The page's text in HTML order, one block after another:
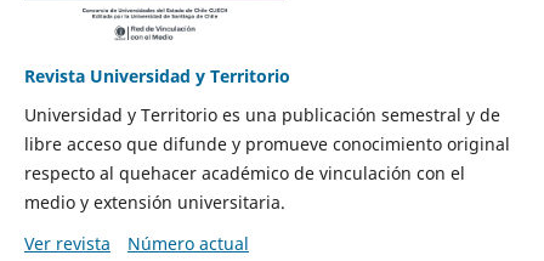
Revista Universidad y Territorio
Universidad y Territorio es una publicación semestral y de
libre acceso que difunde y promueve conocimiento original
respecto al quehacer académico de vinculación con el
medio y extensión universitaria.
Ver revista
Número actual